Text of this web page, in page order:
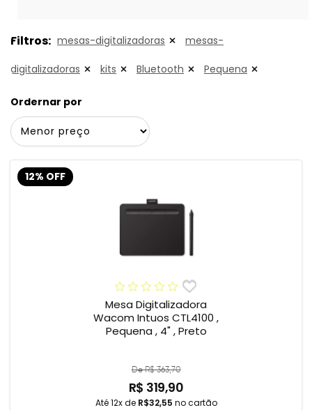
Filtros: mesas-digitalizadoras mesas-
digitalizadoras kits Bluetooth Pequena
Ordernar por
12% OFF
Mesa Digitalizadora
Wacom Intuos CTL4100 ,
Pequena , 4" , Preto
De R$ 363,70
R$ 319,90
Até 12x de R$32,55 no cartão